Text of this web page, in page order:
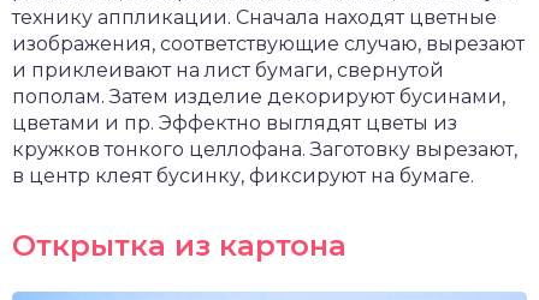
технику аппликации. Сначала находят цветные
изображения, соответствующие случаю, вырезают
и приклеивают на лист бумаги, свернутой
пополам. Затем изделие декорируют бусинами,
цветами и пр. Эффектно выглядят цветы из
кружков тонкого целлофана. Заготовку вырезают,
в центр клеят бусинку, фиксируют на бумаге.
Открытка из картона